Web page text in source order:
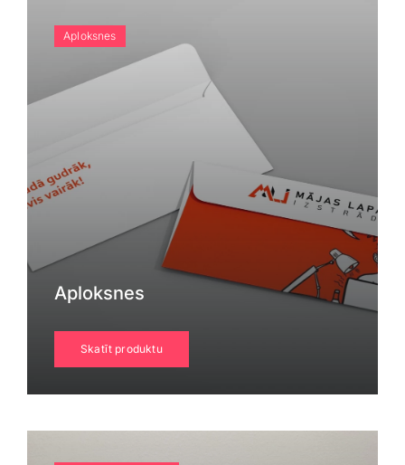
Aploksnes
Aploksnes
Skatīt produktu